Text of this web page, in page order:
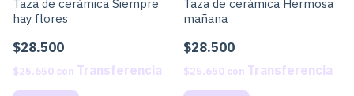
Taza de cerámica Siempre
hay flores
$28.500
$25.650 con
Taza de cerámica Hermosa
mañana
$28.500
$25.650 con